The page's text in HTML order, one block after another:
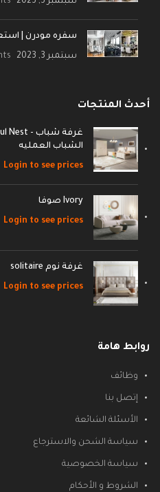
سفره مودرن |
سبتمبر 3, 2023
أحدث المنتجات
الشباب العمليه
Login to see prices
Ivory صوفا
Login to see prices
غرفة نوم solitaire
Login to see prices
روابط هامة
وظائف
إتصل بنا
الأسئلة الشائعة
سياسة الشحن والاسترجاع
سياسة الخصوصية
الشروط و الأحكام